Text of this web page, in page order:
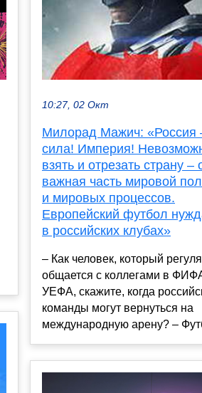
10:27, 02 Окт
Милорад Мажич: «Россия
сила! Империя!
взять и отрезать страну –
важная часть мировой
и мировых процессов.
Европейский футбол
в российских клубах»
– Как человек, который
общается с коллегами в
УЕФА, скажите, когда
команды могут вернуться на
международную арену? –